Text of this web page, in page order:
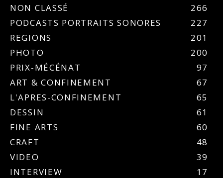
NON CLASSÉ
266
PODCASTS PORTRAITS SONORES
227
REGIONS
201
PHOTO
200
PRIX-MÉCÉNAT
97
ART & CONFINEMENT
67
L'APRES-CONFINEMENT
65
DESSIN
61
FINE ARTS
60
CRAFT
48
VIDEO
39
INTERVIEW
17